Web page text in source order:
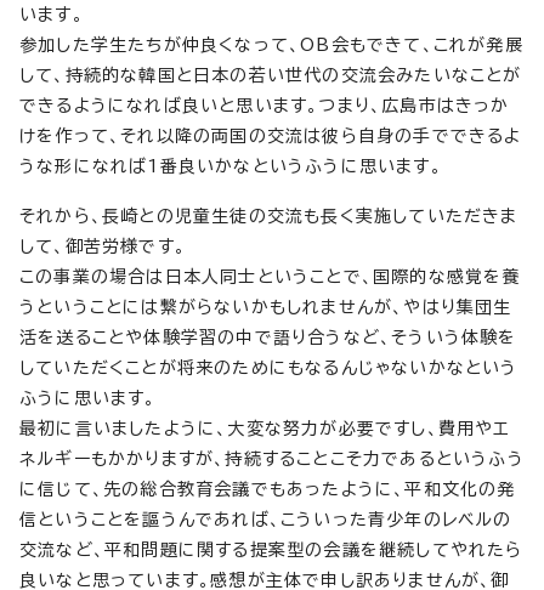
います。
参加した学生たちが仲良くなって、OB会もできて、これが発展
して、持続的な韓国と日本の若い世代の交流会みたいなことが
できるようになれば良いと思います。つまり、広島市はきっか
けを作って、それ以降の両国の交流は彼ら自身の手でできるよ
うな形になれば1番良いかなというふうに思います。
それから、長崎との児童生徒の交流も長く実施していただきま
して、御苦労様です。
この事業の場合は日本人同士ということで、国際的な感覚を養
うということには繋がらないかもしれませんが、やはり集団生
活を送ることや体験学習の中で語り合うなど、そういう体験を
していただくことが将来のためにもなるんじゃないかなという
ふうに思います。
最初に言いましたように、大変な努力が必要ですし、費用やエ
ネルギーもかかりますが、持続することこそ力であるというふう
に信じて、先の総合教育会議でもあったように、平和文化の発
信ということを謳うんであれば、こういった青少年のレベルの
交流など、平和問題に関する提案型の会議を継続してやれたら
良いなと思っています。感想が主体で申し訳ありませんが、御